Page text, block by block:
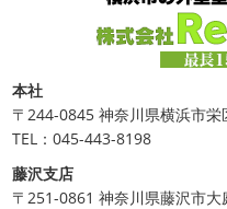
本社
〒244-0845 神奈川県横浜市栄
TEL：045-443-8198
藤沢支店
〒251-0861 神奈川県藤沢市